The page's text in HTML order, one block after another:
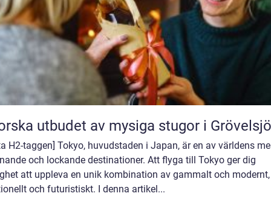
utbudet av mysiga stugor i
H2-taggen] Tokyo, huvudstaden i Japan, är en av världens
och lockande destinationer. Att flyga till Tokyo ger dig
att uppleva en unik kombination av gammalt och modernt,
och futuristiskt. I denna artikel...